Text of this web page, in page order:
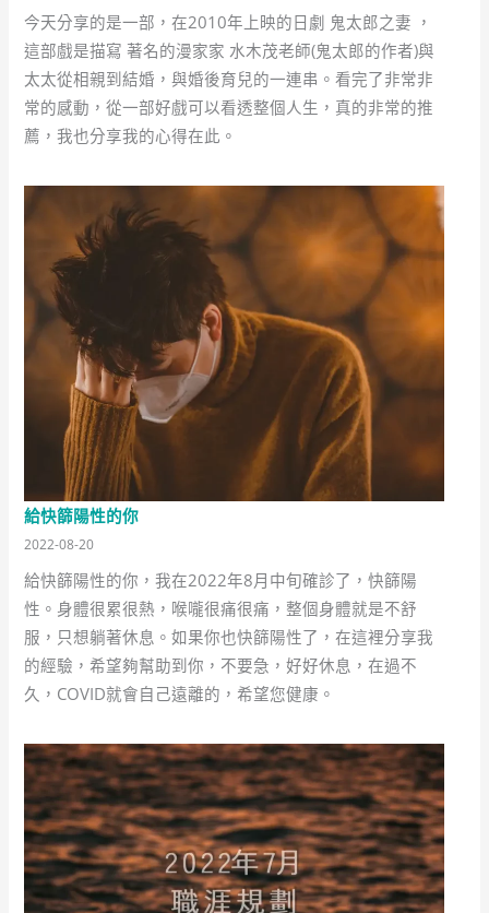
深
度
對
談
今天分享的是一部，在2010年上映的日劇 鬼太郎之妻 ，
這部戲是描寫 著名的漫家家 水木茂老師(鬼太郎的作者)與
太太從相親到結婚，與婚後育兒的一連串。看完了非常非
常的感動，從一部好戲可以看透整個人生，真的非常的推
薦，我也分享我的心得在此。
給快篩陽性的你
2022-08-20
給快篩陽性的你，我在2022年8月中旬確診了，快篩陽
性。身體很累很熱，喉嚨很痛很痛，整個身體就是不舒
服，只想躺著休息。如果你也快篩陽性了，在這裡分享我
的經驗，希望夠幫助到你，不要急，好好休息，在過不
久，COVID就會自己遠離的，希望您健康。